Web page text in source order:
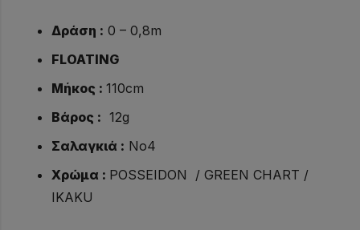
Δράση : 0 – 0,8m
FLOATING
Μήκος : 110cm
Βάρος : 12g
Σαλαγκιά : No4
Χρώμα : POSSEIDON / GREEN CHART /
IKAKU